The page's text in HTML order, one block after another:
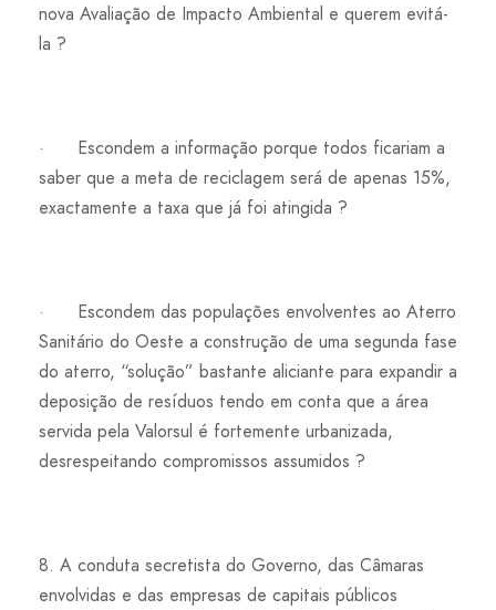
nova Avaliação de Impacto Ambiental e querem evitá-
la ?
· Escondem a informação porque todos ficariam a
saber que a meta de reciclagem será de apenas 15%,
exactamente a taxa que já foi atingida ?
· Escondem das populações envolventes ao Aterro
Sanitário do Oeste a construção de uma segunda fase
do aterro, “solução” bastante aliciante para expandir a
deposição de resíduos tendo em conta que a área
servida pela Valorsul é fortemente urbanizada,
desrespeitando compromissos assumidos ?
8. A conduta secretista do Governo, das Câmaras
envolvidas e das empresas de capitais públicos